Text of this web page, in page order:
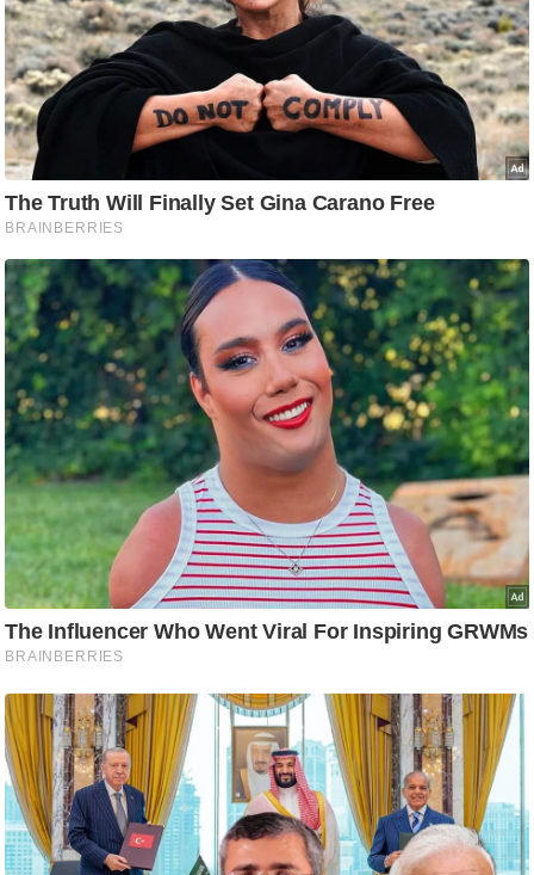
/
फै
श
न
घ
रे
लू
स्खे
प
र्य
ट
न
स्थ
ल
फि
ट
ने
स
मं
त्रा
रि
ले
श
न
शि
प